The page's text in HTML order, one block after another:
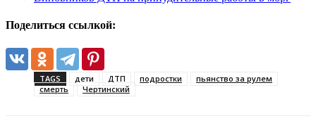
Поделиться ссылкой:
TAGS дети ДТП подростки
пьянство за рулем
смерть
Чертинский